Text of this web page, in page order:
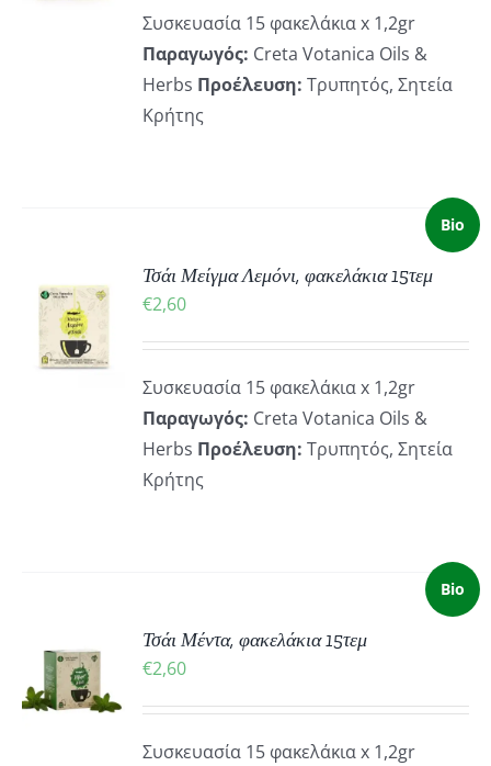
Συσκευασία 15 φακελάκια x 1,2gr
Παραγωγός: Creta Votanica Oils &
Herbs Προέλευση: Τρυπητός, Σητεία
Κρήτης
Bio
Τσάι Μείγμα Λεμόνι, φακελάκια 15τεμ
€2,60
Συσκευασία 15 φακελάκια x 1,2gr
Παραγωγός: Creta Votanica Oils &
Herbs Προέλευση: Τρυπητός, Σητεία
Κρήτης
Bio
Τσάι Μέντα, φακελάκια 15τεμ
€2,60
Συσκευασία 15 φακελάκια x 1,2gr